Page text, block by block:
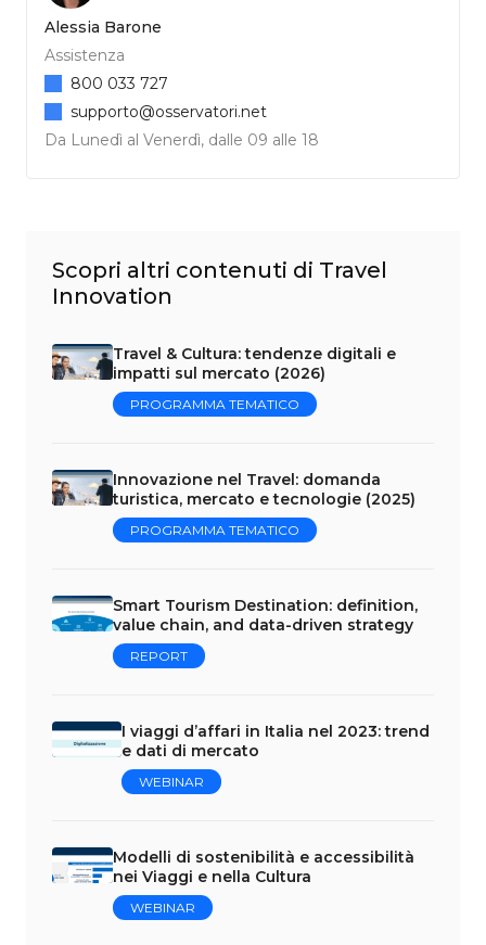
Alessia Barone
Assistenza
Da Lunedì al Venerdì, dalle 09 alle 18
800 033 727
supporto@osservatori.net
Scopri altri contenuti di Travel
Innovation
Travel & Cultura: tendenze digitali e
impatti sul mercato (2026)
PROGRAMMA TEMATICO
Innovazione nel Travel: domanda
turistica, mercato e tecnologie (2025)
PROGRAMMA TEMATICO
Smart Tourism Destination: definition,
value chain, and data-driven strategy
REPORT
I viaggi d’affari in Italia nel 2023: trend
e dati di mercato
WEBINAR
Modelli di sostenibilità e accessibilità
nei Viaggi e nella Cultura
WEBINAR